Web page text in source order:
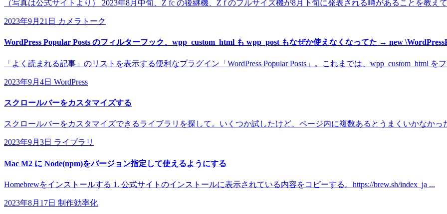
（写真は公式サイトより） 2023年8月中旬、Z fc の後継機、Z f のフルサイズ機が8月下旬に発表される噂があることを教え
2023年9月21日 カメラトーク
WordPress Popular Posts のフィルターフック、wpp_custom_html も wpp_post もなぜか使えなくなってた → new
「よく読まれる記事」のリストを表示する便利なプラグイン「WordPress Popular Posts」。これまでは、wpp_custom_html を
2023年9月4日 WordPress
スクロールバーをカスタマイズする
スクロールバーをカスタマイズできるライブラリを探して。いくつか試したけど、ページ内に複数あるとうまくいかなか
2023年9月3日 ライブラリ
Mac M2 に Node(npm)をバージョン指定して使えるようにする
Homebrewをインストールする 1. 公式サイトのインストールに表示されている内容をコピーする。https://brew.sh/index_ja ...
2023年8月17日 制作効率化